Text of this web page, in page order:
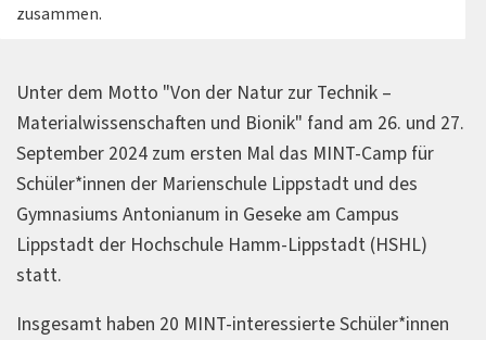
zusammen.
Unter dem Motto "Von der Natur zur Technik –
Materialwissenschaften und Bionik" fand am 26. und 27.
September 2024 zum ersten Mal das MINT-Camp für
Schüler*innen der Marienschule Lippstadt und des
Gymnasiums Antonianum in Geseke am Campus
Lippstadt der Hochschule Hamm-Lippstadt (HSHL)
statt.
Insgesamt haben 20 MINT-interessierte Schüler*innen